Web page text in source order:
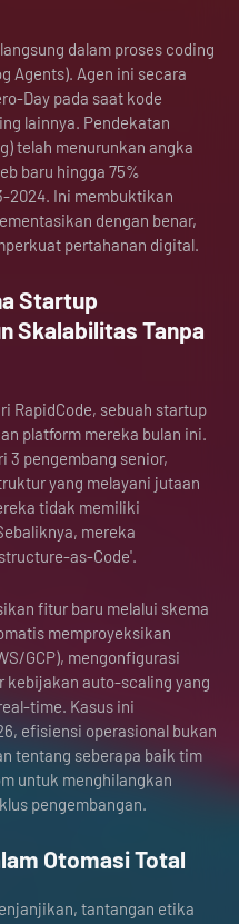
dalam proses coding
Agents). Agen ini secara
Day pada saat kode
lainnya. Pendekatan
telah menurunkan angka
baru hingga 75%
2024. Ini membuktikan
dengan benar,
pertahanan digital.
Startup
Skalabilitas Tanpa
RapidCode, sebuah startup
platform mereka bulan ini.
3 pengembang senior,
yang melayani jutaan
tidak memiliki
mereka
as-Code'.
fitur baru melalui skema
memproyeksikan
GCP), mengonfigurasi
kebijakan auto-scaling yang
time. Kasus ini
efisiensi operasional bukan
tentang seberapa baik tim
untuk menghilangkan
pengembangan.
Otomasi Total
tantangan etika